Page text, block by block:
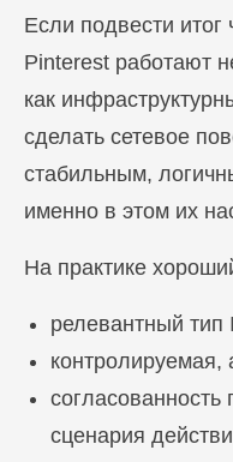
Если подвести итог
Pinterest работают
как
сделать сетевое
стабильным,
именно в этом их
На практике
релевантный тип
контролируемая,
согласованность
сценария